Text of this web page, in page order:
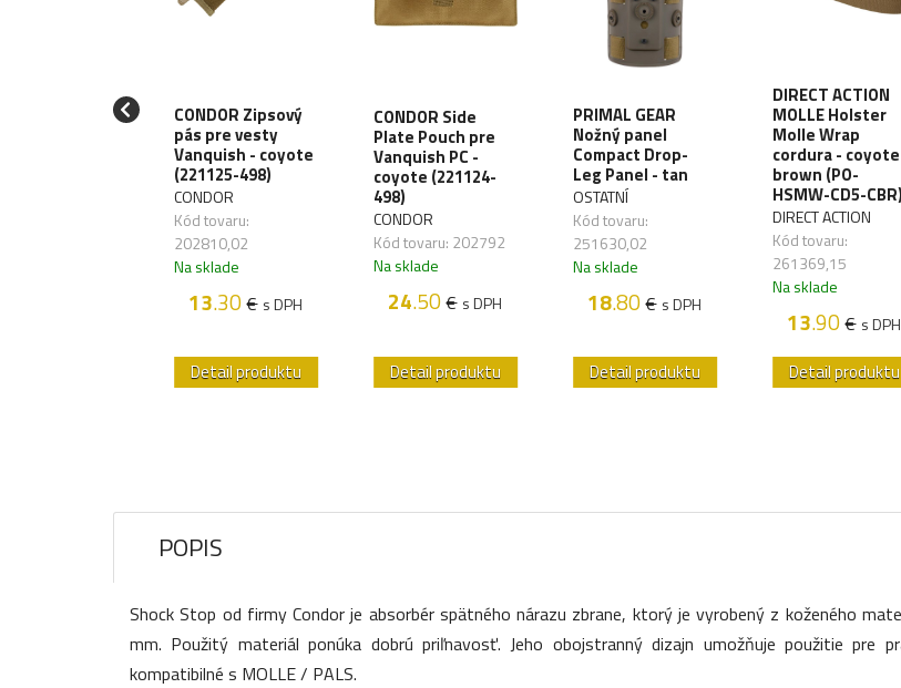
CONDOR Zipsový
pás pre vesty
Vanquish - coyote
(221125-498)
CONDOR
Kód tovaru:
202810,02
Na sklade
13.30€ s DPH
Detail produktu
CONDOR Side
Plate Pouch pre
Vanquish PC -
coyote (221124-
498)
CONDOR
Kód tovaru: 202792
Na sklade
24.50€ s DPH
Detail produktu
PRIMAL GEAR
Nožný panel
Compact Drop-
Leg Panel - tan
OSTATNÍ
Kód tovaru:
251630,02
Na sklade
18.80€ s DPH
Detail produktu
DIRECT ACTION
MOLLE Holster
Molle Wrap
cordura - coyote
brown (PO-
HSMW-CD5-CBR)
DIRECT ACTION
Kód tovaru:
261369,15
Na sklade
13.90€ s DPH
Detail produktu
POPIS
Shock Stop od firmy Condor je absorbér spätného nárazu zbrane, ktorý je vyrobený z koženého
mm. Použitý materiál ponúka dobrú priľnavosť. Jeho obojstranný dizajn umožňuje použitie pre
kompatibilné s MOLLE / PALS.